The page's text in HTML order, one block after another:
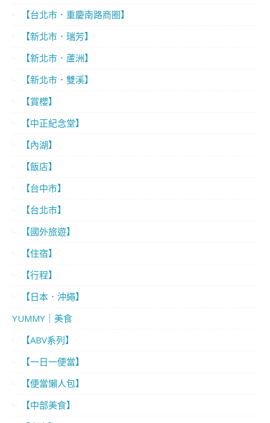
【台北市．重慶南路商圈】
【新北市．瑞芳】
【新北市．蘆洲】
【新北市．雙溪】
【賞櫻】
【中正紀念堂】
【內湖】
【飯店】
【台中市】
【台北市】
【國外旅遊】
【住宿】
【行程】
【日本．沖繩】
YUMMY｜美食
【ABV系列】
【一日一便當】
【便當懶人包】
【中部美食】